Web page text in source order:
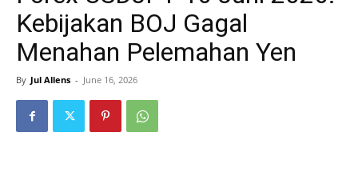
Kebijakan BOJ Gagal
Menahan Pelemahan Yen
By Jul Allens - June 16, 2026